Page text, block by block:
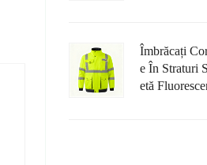
Îmbrăcați
E În Straturi
Etă